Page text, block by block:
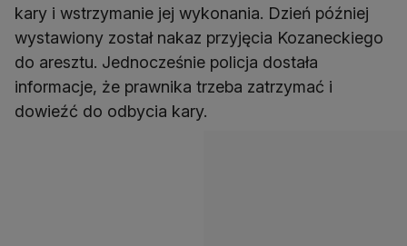
kary i wstrzymanie jej wykonania. Dzień później
wystawiony został nakaz przyjęcia Kozaneckiego
do aresztu. Jednocześnie policja dostała
informacje, że prawnika trzeba zatrzymać i
dowieźć do odbycia kary.